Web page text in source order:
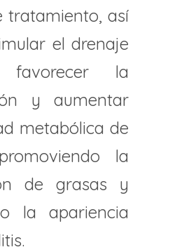
tratamiento, así
el drenaje
favorecer la
y aumentar
metabólica de
la
de grasas y
la apariencia